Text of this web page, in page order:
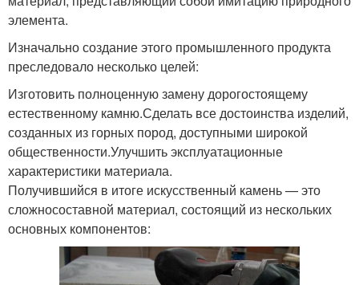
элемента.
Изначально создание этого промышленного продукта
преследовало несколько целей:
Изготовить полноценную замену дорогостоящему
естественному камню.Сделать все достоинства изделий,
созданных из горных пород, доступными широкой
общественности.Улучшить эксплуатационные
характеристики материала.
Получившийся в итоге искусственный камень — это
сложносоставной материал, состоящий из нескольких
основных компонентов: